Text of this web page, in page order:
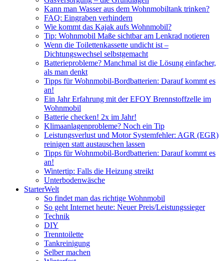
Kann man Wasser aus dem Wohnmobiltank trinken?
FAQ: Eingraben verhindern
Wie kommt das Kajak aufs Wohnmobil?
Tip: Wohnmobil Maße sichtbar am Lenkrad notieren
Wenn die Toilettenkassette undicht ist –
Dichtungswechsel selbstgemacht
Batterieprobleme? Manchmal ist die Lösung einfacher,
als man denkt
Tipps für Wohnmobil-Bordbatterien: Darauf kommt es
an!
Ein Jahr Erfahrung mit der EFOY Brennstoffzelle im
Wohnmobil
Batterie checken! 2x im Jahr!
Klimaanlagenprobleme? Noch ein Tip
Leistungsverlust und Motor Systemfehler: AGR (EGR)
reinigen statt austauschen lassen
Tipps für Wohnmobil-Bordbatterien: Darauf kommt es
an!
Wintertip: Falls die Heizung streikt
Unterbodenwäsche
StarterWelt
So findet man das richtige Wohnmobil
So geht Internet heute: Neuer Preis/Leistungssieger
Technik
DIY
Trenntoilette
Tankreinigung
Selber machen